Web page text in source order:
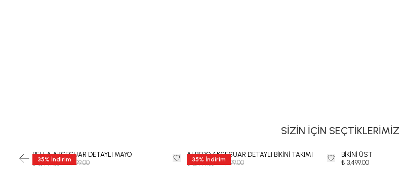
SİZİN İÇİN SEÇTİKLERİMİZ
35% İndirim
BELLA AKSESUAR DETAYLI MAYO
₺ 8,449.35₺ 12,999.00 35% İndirim
ALBERO AKSESUAR DETAYLI BİKİNİ TAKIMI
₺ 8,449.35₺ 12,999.00
BİKİNİ ÜST
₺ 3,499.00